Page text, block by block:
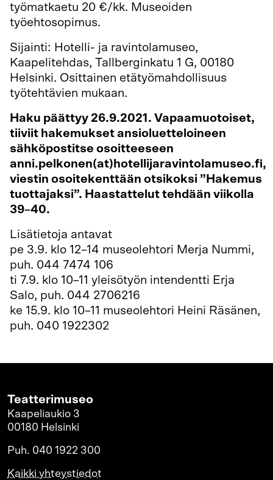
työmatkaetu 20 €/kk. Museoiden
työehtosopimus.
Sijainti: Hotelli- ja ravintolamuseo,
Kaapelitehdas, Tallberginkatu 1 G, 00180
Helsinki. Osittainen etätyömahdollisuus
työtehtävien mukaan.
Haku päättyy 26.9.2021. Vapaamuotoiset,
tiiviit hakemukset ansioluetteloineen
sähköpostitse osoitteeseen
anni.pelkonen(at)hotellijaravintolamuseo.fi,
viestin osoitekenttään otsikoksi ”Hakemus
tuottajaksi”. Haastattelut tehdään viikolla
39–40.
Lisätietoja antavat
pe 3.9. klo 12–14 museolehtori Merja Nummi,
puh. 044 7474 106
ti 7.9. klo 10–11 yleisötyön intendentti Erja
Salo, puh. 044 2706216
ke 15.9. klo 10–11 museolehtori Heini Räsänen,
puh. 040 1922302
Teatterimuseo
Kaapeliaukio 3
00180 Helsinki
Puh. 040 1922 300
Kaikki yhteystiedot